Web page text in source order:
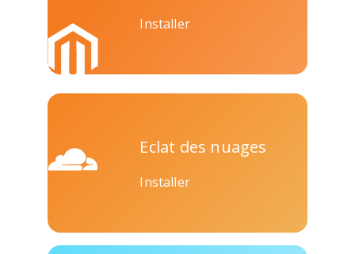
Viber Yummly
Surfingbird RenRen
Installer
Eclat des nuages
Installer